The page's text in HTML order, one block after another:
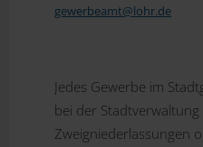
gewerbeamt@lohr.de
Jedes Gewerbe im
bei der
Zweigniederlassungen